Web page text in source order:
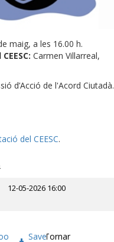
maig, a les 16.00 h.
Carmen Villarreal,
d’Acció de l'Acord Ciutadà.
del CEESC.
12-05-2026 16:00
SaveTornar